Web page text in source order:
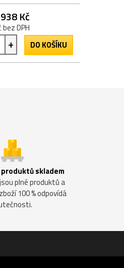
Kč
bez DPH
+ DO KOŠÍKU
produktů skladem
plné produktů a
100 % odpovídá